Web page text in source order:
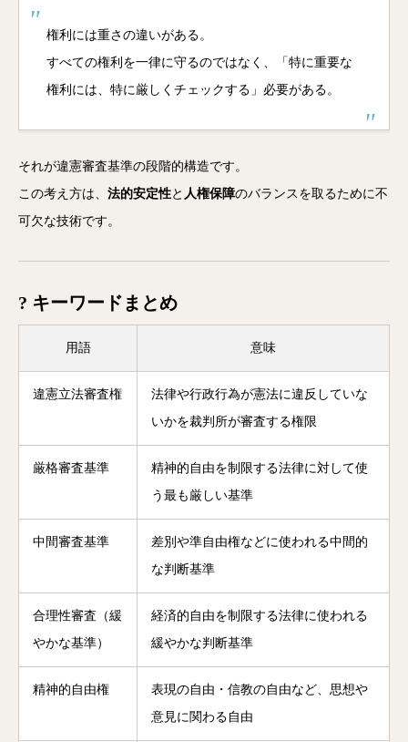
権利には重さの違いがある。
すべての権利を一律に守るのではなく、「特に重要な
権利には、特に厳しくチェックする」必要がある。
それが違憲審査基準の段階的構造です。
この考え方は、 法的安定性と 人権保障のバランスを取るために不
可欠な技術です。
? キーワードまとめ
用語 意味
違憲立法審査権
法律や行政行為が憲法に違反していな
いかを裁判所が審査する権限
厳格審査基準
精神的自由を制限する法律に対して使
う最も厳しい基準
中間審査基準
差別や準自由権などに使われる中間的
な判断基準
合理性審査（緩
やかな基準）
経済的自由を制限する法律に使われる
緩やかな判断基準
精神的自由権
表現の自由・信教の自由など、思想や
意見に関わる自由